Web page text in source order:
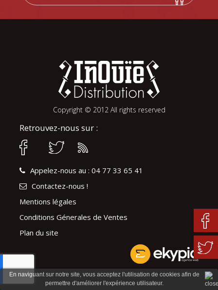
En naviguant sur notre site, vous acceptez l'utilisation de cookies afin de
permettre d'améliorer l'expérience utilisateur.
Copyright © 2012 All rights reserved
Retrouvez-nous sur :
Appelez-nous au : 04 77 33 65 41
Contactez-nous !
Mentions légales
Conditions Génerales de Ventes
Plan du site